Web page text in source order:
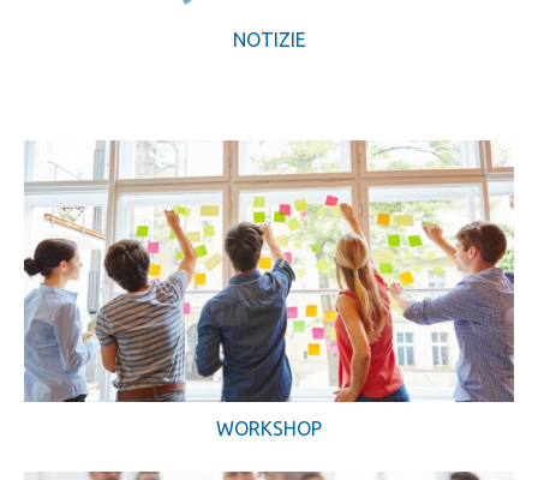
NOTIZIE
WORKSHOP